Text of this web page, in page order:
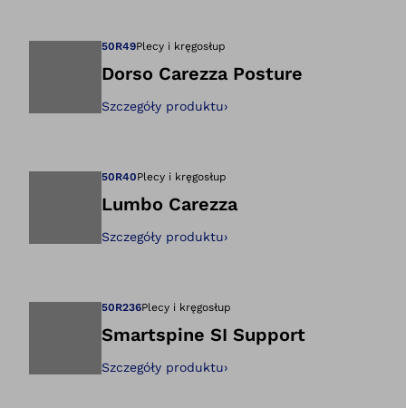
50R49Plecy i kręgosłup
Dorso Carezza Posture
Szczegóły produktu›
50R40Plecy i kręgosłup
Lumbo Carezza
Szczegóły produktu›
50R236Plecy i kręgosłup
Smartspine SI Support
Szczegóły produktu›